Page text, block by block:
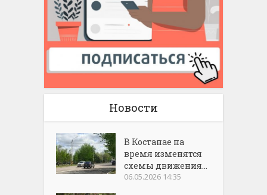
Новости
В Костанае на
время изменятся
схемы движения...
06.05.2026 14:35